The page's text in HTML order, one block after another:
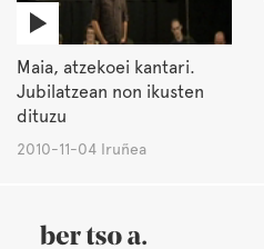
Maia, atzekoei kantari.
Jubilatzean non ikusten
dituzu
2010-11-04 Iruñea